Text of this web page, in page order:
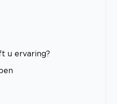
u ervaring?